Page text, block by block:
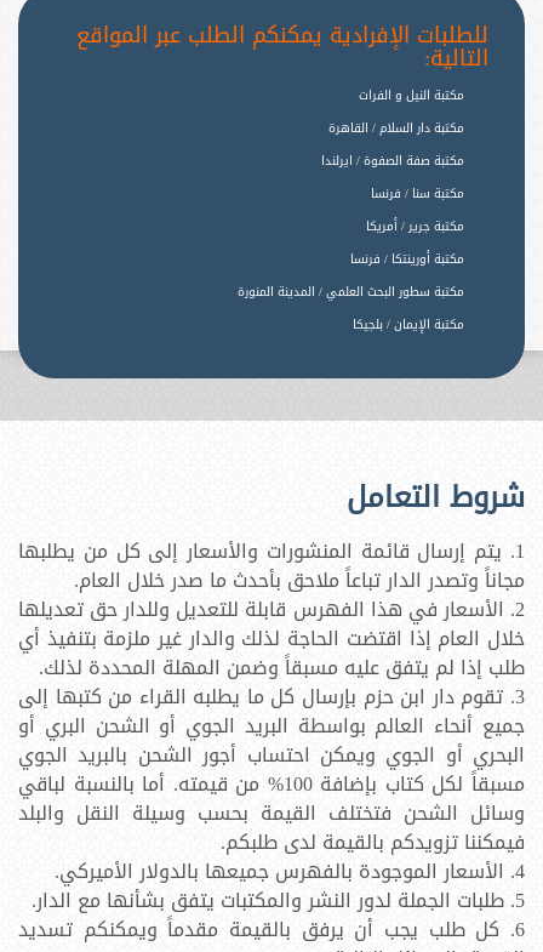
للطلبات الإفرادية يمكنكم الطلب عبر المواقع
التالية:
مكتبة النيل و الفرات
مكتبة دار السلام / القاهرة
مكتبة صفة الصفوة / ايرلندا
مكتبة سنا / فرنسا
مكتبة جرير / أمريكا
مكتبة أورينتكا / فرنسا
مكتبة سطور البحث العلمي / المدينة المنورة
مكتبة الإيمان / بلجيكا
شروط التعامل
1. يتم إرسال قائمة المنشورات والأسعار إلى كل من يطلبها
مجاناً وتصدر الدار تباعاً ملاحق بأحدث ما صدر خلال العام.
2. الأسعار في هذا الفهرس قابلة للتعديل وللدار حق تعديلها
خلال العام إذا اقتضت الحاجة لذلك والدار غير ملزمة بتنفيذ أي
طلب إذا لم يتفق عليه مسبقاً وضمن المهلة المحددة لذلك.
3. تقوم دار ابن حزم بإرسال كل ما يطلبه القراء من كتبها إلى
جميع أنحاء العالم بواسطة البريد الجوي أو الشحن البري أو
البحري أو الجوي ويمكن احتساب أجور الشحن بالبريد الجوي
مسبقاً لكل كتاب بإضافة 100% من قيمته. أما بالنسبة لباقي
وسائل الشحن فتختلف القيمة بحسب وسيلة النقل والبلد
فيمكننا تزويدكم بالقيمة لدى طلبكم.
4. الأسعار الموجودة بالفهرس جميعها بالدولار الأميركي.
5. طلبات الجملة لدور النشر والمكتبات يتفق بشأنها مع الدار.
6. كل طلب يجب أن يرفق بالقيمة مقدماً ويمكنكم تسديد